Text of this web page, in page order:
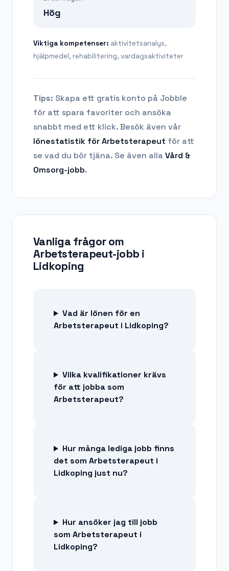
Hög
Viktiga kompetenser: aktivitetsanalys,
hjälpmedel, rehabilitering, vardagsaktiviteter
Tips: Skapa ett gratis konto på Jobble
för att spara favoriter och ansöka
snabbt med ett klick. Besök även vår
lönestatistik förArbetsterapeut för att
se vad du bör tjäna. Se även alla Vård &
Omsorg-jobb.
Vanliga frågor om
Arbetsterapeut-jobb i
Lidkoping
Vad är lönen för en
Arbetsterapeut i Lidkoping?
Vilka kvalifikationer krävs
för att jobba som
Arbetsterapeut?
Hur många lediga jobb finns
det som Arbetsterapeut i
Lidkoping just nu?
Hur ansöker jag till jobb
som Arbetsterapeut i
Lidkoping?